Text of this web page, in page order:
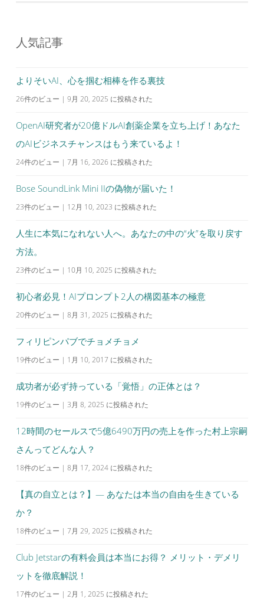
ゲ
シ
ョ
人気記事
よりそいAI、心を掴む相棒を作る裏技
26件のビュー | 9月 20, 2025 に投稿された
OpenAI研究者が20億ドルAI創薬企業を立ち上げ！あなた
のAIビジネスチャンスはもう来ているよ！
24件のビュー | 7月 16, 2026 に投稿された
Bose SoundLink Mini IIの偽物が届いた！
23件のビュー | 12月 10, 2023 に投稿された
人生に本気になれない人へ。あなたの中の“火”を取り戻す
方法。
23件のビュー | 10月 10, 2025 に投稿された
初心者必見！AIプロンプト2人の構図基本の極意
20件のビュー | 8月 31, 2025 に投稿された
フィリピンパブでチョメチョメ
19件のビュー | 1月 10, 2017 に投稿された
成功者が必ず持っている「覚悟」の正体とは？
19件のビュー | 3月 8, 2025 に投稿された
12時間のセールスで5億6490万円の売上を作った村上宗嗣
さんってどんな人？
18件のビュー | 8月 17, 2024 に投稿された
【真の自立とは？】— あなたは本当の自由を生きている
か？
18件のビュー | 7月 29, 2025 に投稿された
Club Jetstarの有料会員は本当にお得？ メリット・デメリ
ットを徹底解説！
17件のビュー | 2月 1, 2025 に投稿された